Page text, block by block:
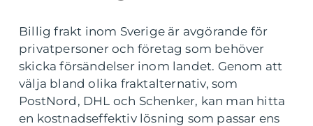
Billig frakt inom Sverige är avgörande för
privatpersoner och företag som behöver
skicka försändelser inom landet. Genom att
välja bland olika fraktalternativ, som
PostNord, DHL och Schenker, kan man hitta
en kostnadseffektiv lösning som passar ens